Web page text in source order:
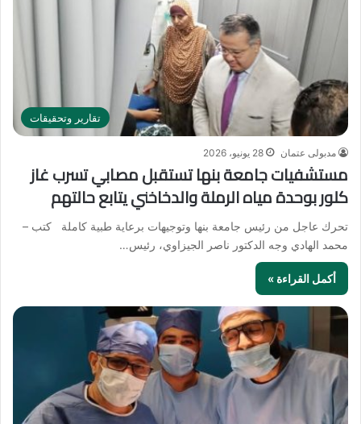
تقارير وتحقيقات
مدبولى عتمان 28 يونيو، 2026
مستشفيات جامعة بنها تستقبل مصابي تسرب غاز
كلور بوحدة مياه الرملة والدخاخني يتابع حالتهم
تحرك عاجل من رئيس جامعة بنها وتوجيهات برعاية طبية كاملة كتب –
محمد الهادي وجه الدكتور ناصر الجيزاوي، رئيس…
أكمل القراءة »